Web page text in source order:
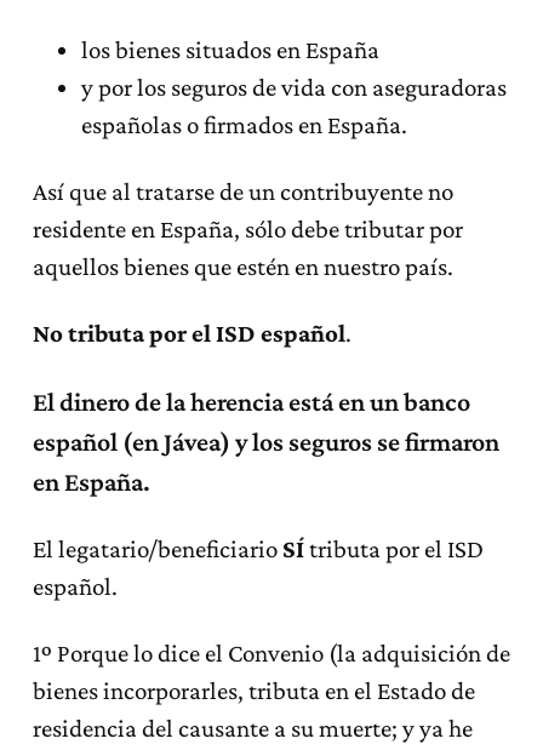
los bienes situados en España
y por los seguros de vida con aseguradoras
españolas o firmados en España.
Así que al tratarse de un contribuyente no
residente en España, sólo debe tributar por
aquellos bienes que estén en nuestro país.
No tributa por el ISD español.
El dinero de la herencia está en un banco
español (en Jávea) y los seguros se firmaron
en España.
El legatario/beneficiario SÍtributa por el ISD
español.
1º Porque lo dice el Convenio (la adquisición de
bienes incorporarles, tributa en el Estado de
residencia del causante a su muerte; y ya he